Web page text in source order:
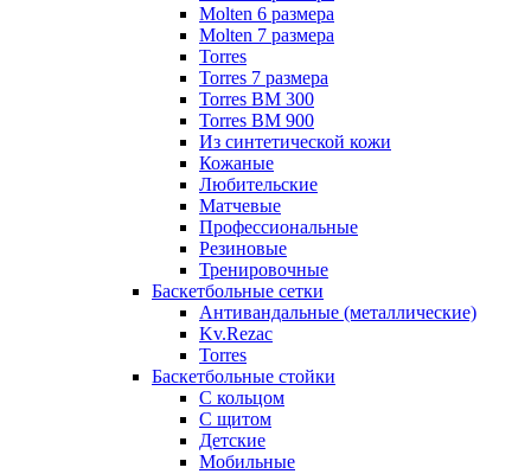
Molten 6 размера
Molten 7 размера
Torres
Torres 7 размера
Torres BM 300
Torres BM 900
Из синтетической кожи
Кожаные
Любительские
Матчевые
Профессиональные
Резиновые
Тренировочные
Баскетбольные сетки
Антивандальные (металлические)
Kv.Rezac
Torres
Баскетбольные стойки
С кольцом
С щитом
Детские
Мобильные